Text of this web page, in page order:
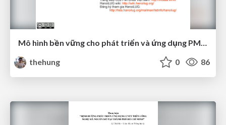
Mô hình bền vững cho phát triển và ứng dụng PMNM
thehung
0 86